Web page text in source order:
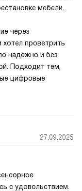
мебели.
через
проветрить
надёжно и без
Подходит тем,
цифровые
27.09.2025
с удовольствием.